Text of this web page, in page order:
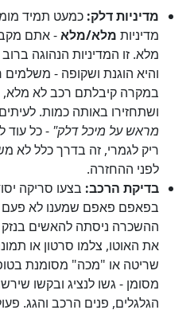
מדיניות דלק: כמעט תמיד
מדיניות מלא/מלא- אתם
מלא. זו המדיניות הנהוגה
והיא הוגנת ושקופה -
במקרה קיבלתם רכב לא מלא,
ושתחזירו באותה כמות.
מראש על מיכל דלק" - כל עוד
ריק לגמרי, זה בדרך כלל לא
לפני ההחזרה.
בדיקת הרכב: בצעו סריקה
בפאפם פאפם שמענו לא
ההשכרה ניסתה להאשים בנזק
את האוטו, צלמו סרטון או
שריטה או "מכה" מסומנת
מסומן - גשו לנציג ובקשו